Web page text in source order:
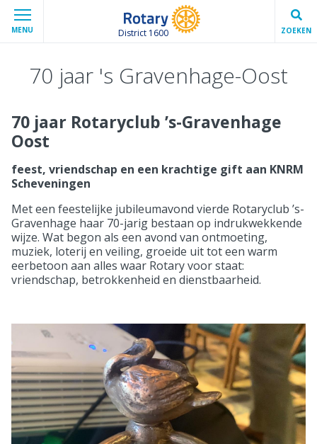
MENU District 1600 ZOEKEN
70 jaar 's Gravenhage-Oost
70 jaar Rotaryclub ’s-Gravenhage
Oost
feest, vriendschap en een krachtige gift aan KNRM
Scheveningen
Met een feestelijke jubileumavond vierde Rotaryclub ’s-
Gravenhage haar 70-jarig bestaan op indrukwekkende
wijze. Wat begon als een avond van ontmoeting,
muziek, loterij en veiling, groeide uit tot een warm
eerbetoon aan alles waar Rotary voor staat:
vriendschap, betrokkenheid en dienstbaarheid.